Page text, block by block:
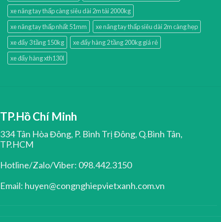
xe nâng tay thấp càng siêu dài 2m tải 2000kg
xe nâng tay thấp nhất 51mm
xe nâng tay thấp siêu dài 2m càng hẹp
xe đẩy 3 tầng 150kg
xe đẩy hàng 2 tầng 200kg giá rẻ
xe đẩy hàng xth130l
TP.Hồ Chí Minh
334 Tân Hòa Đông, P. Bình Trị Đông, Q.Bình Tân,
TP.HCM
Hotline/Zalo/Viber: 098.442.3150
Email: huyen@congnghiepvietxanh.com.vn